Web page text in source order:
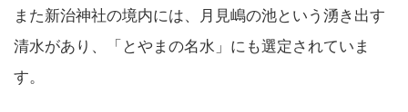
また新治神社の境内には、月見嶋の池という湧き出す
清水があり、「とやまの名水」にも選定されていま
す。